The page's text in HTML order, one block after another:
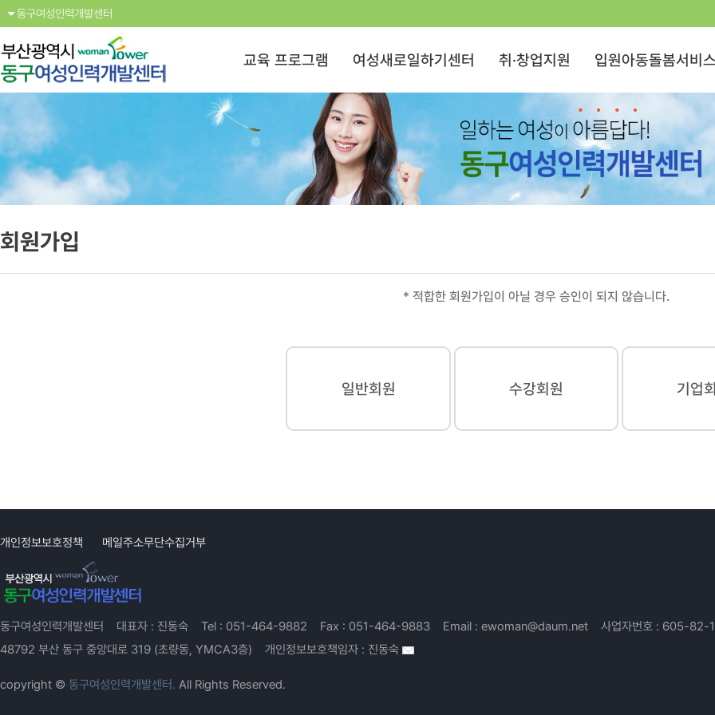
동구여성인력개발센터
교육 프로그램 여성새로일하기센터 취·창업지원 입원아동돌봄서비스
회원가입
* 적합한 회원가입이 아닐 경우 승인이 되지 않습니다.
일반회원 수강회원 기업
개인정보보호정책 메일주소무단수집거부
동구여성인력개발센터 대표자 : 진동숙 Tel : 051-464-9882 Fax : 051-464-9883 Email : ewoman@daum.net 사업자번호 : 605-82-
48792 부산 동구 중앙대로 319 (초량동, YMCA3층)
개인정보보호책임자 : 진동숙
copyright © 동구여성인력개발센터. All Rights Reserved.